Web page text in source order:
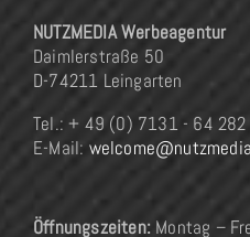
NUTZMEDIA Werbeagentur
Daimlerstraße 50
D-74211 Leingarten
Tel.: + 49 (0) 7131 - 64 282
E-Mail:
Öffnungszeiten: Montag –